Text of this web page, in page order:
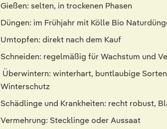
Gießen: selten, in trockenen Phasen
Düngen: im Frühjahr mit Kölle Bio
Umtopfen: direkt nach dem Kauf
Schneiden: regelmäßig für Wachstum und
Überwintern: winterhart, buntlaubige
Winterschutz
Schädlinge und Krankheiten: recht robust,
Vermehrung: Stecklinge oder Aussaat